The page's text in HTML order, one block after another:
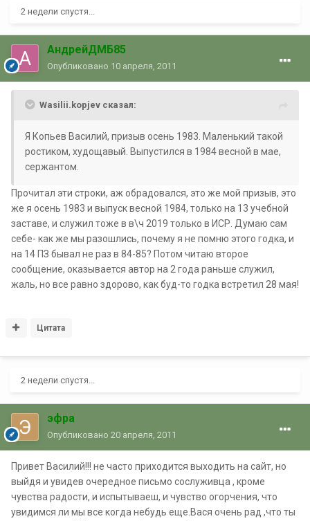
2 недели спустя...
АндрейДМБ85
Опубликовано 10 апреля, 2011
Wasilii.kopjev сказал:
Я Копьев Василий, призыв осень 1983. Маленький такой
ростиком, худощавый. Выпустился в 1984 весной в мае,
сержантом.
Прочитал эти строки, аж обрадовался, это же мой призыв, это
же я осень 1983 и выпуск весной 1984, только на 13 учебной
заставе, и служил тоже в в\ч 2019 только в ИСР. Думаю сам
себе- как же мы разошлись, почему я не помню этого годка, и
на 14 ПЗ бывал не раз в 84-85? Потом читаю второе
сообщение, оказывается автор на 2 года раньше служил,
жаль, но все равно здорово, как буд-то годка встретил 28 мая!
Цитата
2 недели спустя...
эфра
Опубликовано 20 апреля, 2011
Привет Василий!!! не часто приходится выходить на сайт, но
выйдя и увидев очередное письмо сослуживца , кроме
чувства радости, и испытываеш, и чувство огорчения, что
увидимся ли мы все когда небудь еще.Вася очень рад ,что ты